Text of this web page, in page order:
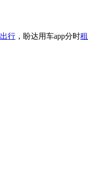
出行 ，盼达用车app分时